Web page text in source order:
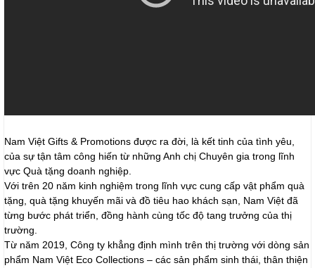
Nam Việt Gifts & Promotions được ra đời, là kết tinh của tình yêu,
của sự tận tâm công hiến từ những Anh chị Chuyên gia trong lĩnh
vực Quà tặng doanh nghiệp.
Với trên 20 năm kinh nghiệm trong lĩnh vực cung cấp vật phẩm quà
tặng, quà tặng khuyến mãi và đồ tiêu hao khách sạn, Nam Việt đã
từng bước phát triển, đồng hành cùng tốc độ tang trưởng của thị
trường.
Từ năm 2019, Công ty khẳng định mình trên thị trường với dòng sản
phẩm Nam Việt Eco Collections – các sản phẩm sinh thái, thân thiện